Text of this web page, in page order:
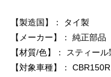
【製造国】： タイ製
【メーカー】： 純正部
【材質/色】： スティール
【対象車種】：